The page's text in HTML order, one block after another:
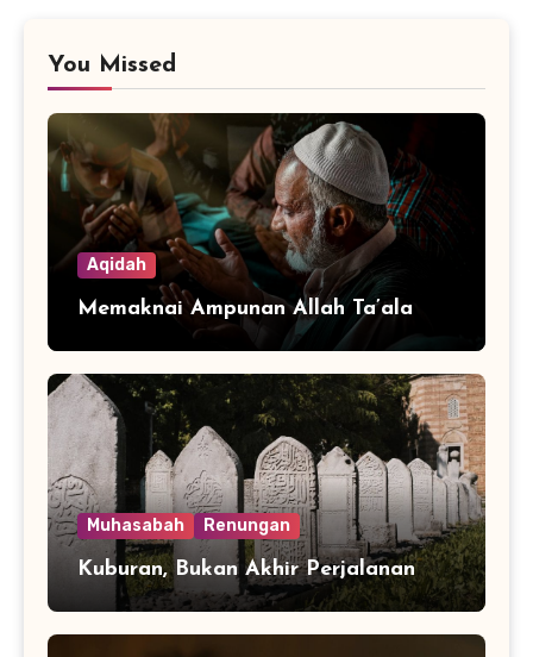
You Missed
Aqidah
Memaknai Ampunan Allah Ta’ala
Muhasabah Renungan
Kuburan, Bukan Akhir Perjalanan